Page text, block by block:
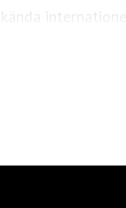
kända
Det första
fortfarande är